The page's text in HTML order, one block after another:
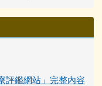
評鑑網站」完整內容